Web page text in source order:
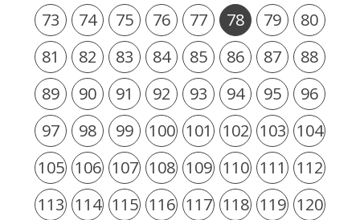
73
74 75 76 77 78 79
80
81
82 83 84 85 86 87
88
89
90 91 92 93 94 95
96
97
98 99 100 101 102 103 104
105 106 107 108 109 110 111 112
113 114 115 116 117 118 119 120